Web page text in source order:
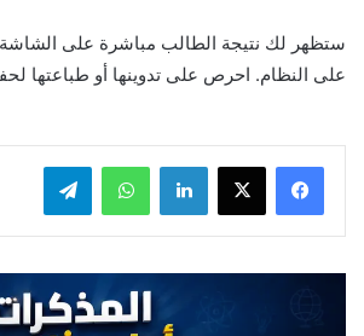
ستظهر لك نتيجة الطالب مباشرة على الشاشة
على النظام. احرص على تدوينها أو طباعتها
لينكدإن واتساب